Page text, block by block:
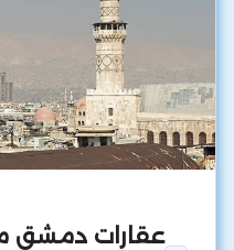
عقارات دمشق